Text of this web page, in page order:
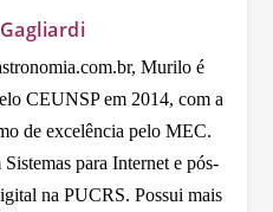
Murilo é
CEUNSP em 2014, com a
de excelência pelo MEC.
para Internet e pós-
na PUCRS. Possui mais